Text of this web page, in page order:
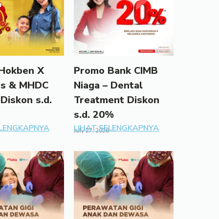
X
& MHDC
s.d.
Promo Bank CIMB
Niaga – Dental
Treatment Diskon
s.d. 20%
July 27, 2026
LIHAT SELENGKAPNYA